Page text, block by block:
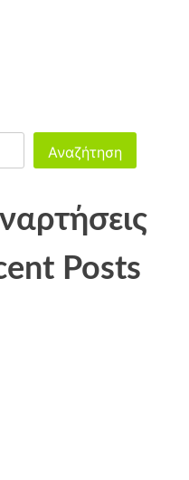
Αναζήτηση
Posts